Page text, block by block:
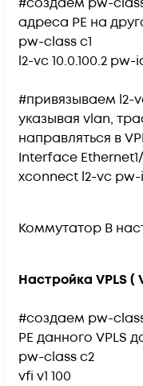
адреса PE на
pw-class c1
l2-vc 10.0.100.2
#привязываем l2-
указывая vlan,
направляться в
Interface
xconnect l2-vc pw-
Коммутатор B
Настройка VPLS
#создаем pw-
PE данного VPLS
pw-class c2
vfi v1 100